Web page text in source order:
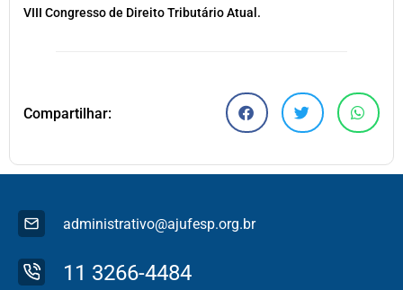
VIII Congresso de Direito Tributário Atual.
Compartilhar:
administrativo@ajufesp.org.br
11 3266-4484